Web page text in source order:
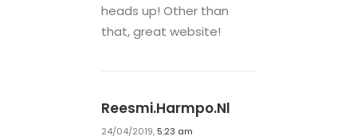
heads up! Other than
that, great website!
Reesmi.harmpo.nl
24/04/2019, 5:23 am